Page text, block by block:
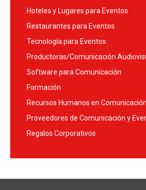
Hoteles y Lugares para Eventos
Restaurantes para Eventos
Tecnología para Eventos
Productoras/Comunicación
Software para Comunicación
Formación
Recursos Humanos en Comunicación
Proveedores de Comunicación y
Regalos Corporativos